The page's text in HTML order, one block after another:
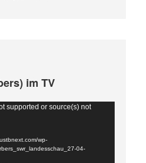
im TV
supported or source(s) not
wp-
04-